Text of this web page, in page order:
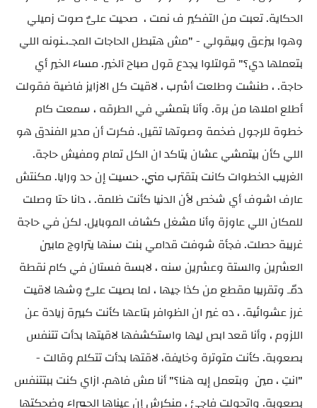
الحكاية. تعبت من التفكير ف نمت ، صحيت علىٌ صوت زميلي
وهوا بيزعق وبيقولي - "مش هتبطل الحاجات المجـ،ـنونه اللي
بتعملها دي؟" قولتلوا يجدع قول صباح آلخير. مساء الخير أي
حاجة. ، طنشت وطلعت أشرب ، لاقيت كل الازايز فاضية فقولت
أطلع املاها من برة. وأنا بتمشي في الطرقه ، سمعت كام
خطوة للرجول ضخمة وصوتها تقيل. فكرت أن مدير الفندق هو
اللي كأن بيتمشي عشان يتاكد ان الكل تمام ومفيش حاجة.
الغريب الخطوات كانت بتقترب مني. حسيت إن حد ورايا. مكنتش
عارف اشوف أي شخص لأن الدنيا كأنت ظلمة. ، دانا حتا وصلت
للمكان اللي عاوزة وأنا مشغل كشاف الموبايل. لكن في حاجة
غريبة حصلت. فجأة شوفت قدامي بنت سنها يتراوج مابين
العشرين والستة وعشرين سنه ، لابسة فستان في كام نقطة
دمّـ وتقريبا مقطع من كذا جيها ، لما بصيت علىٌ وشها لاقيت
غرز عشوائية. ، ده غير ان الظوافر بتاعها كأنت كبيرة زيادة عن
اللزوم ، وأنا قعد ابص ليها واستكشفها لاقيتها بدأت تتنفس
بصعوبة. كأنت متوترة وخايفة، لاقتها بدأت تتكلم وقالت -
"انتِ ، مين وبتعمل إيه هنا؟" أنا مش فاهم. ازاي كنت ببتتنفس
بصعوبة. واتحولت فاجئ ، منكرش إن عيناها الحمراء وضحكتها